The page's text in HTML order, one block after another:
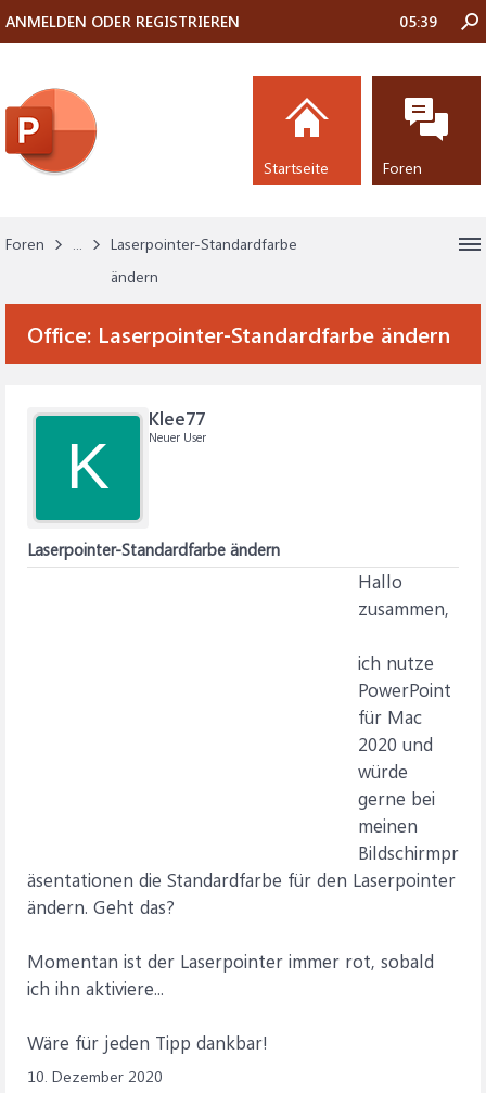
Foren ...
Laserpointer-Standardfarbe
ändern
Office: Laserpointer-Standardfarbe ändern
K
Klee77
Neuer User
Laserpointer-Standardfarbe ändern
Hallo
zusammen,
ich nutze
PowerPoint
für Mac
2020 und
würde
gerne bei
meinen
Bildschirmpr
äsentationen die Standardfarbe für den Laserpointer
ändern. Geht das?
Momentan ist der Laserpointer immer rot, sobald
ich ihn aktiviere...
Wäre für jeden Tipp dankbar!
10. Dezember 2020
ANMELDEN ODER REGISTRIEREN 05:40
Startseite Foren